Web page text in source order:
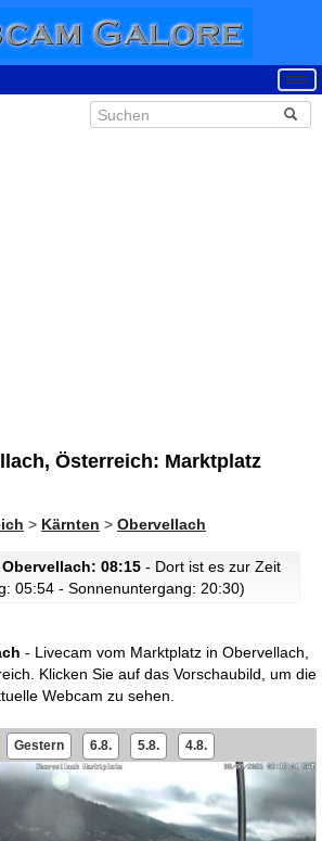
Österreich: Marktplatz
> Kärnten > Obervellach
08:15 - Dort ist es zur Zeit
05:54 - Sonnenuntergang: 20:30)
- Livecam vom Marktplatz in Obervellach,
Klicken Sie auf das Vorschaubild, um die
Webcam zu sehen.
Gestern 6.8. 5.8. 4.8.